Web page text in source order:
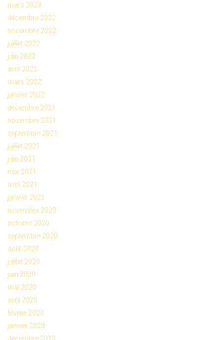
mars 2023
décembre 2022
novembre 2022
juillet 2022
juin 2022
avril 2022
mars 2022
janvier 2022
décembre 2021
novembre 2021
septembre 2021
juillet 2021
juin 2021
mai 2021
avril 2021
janvier 2021
novembre 2020
octobre 2020
septembre 2020
août 2020
juillet 2020
juin 2020
mai 2020
avril 2020
février 2020
janvier 2020